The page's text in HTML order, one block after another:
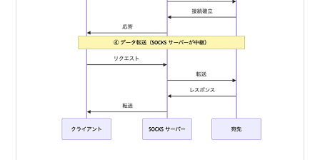
能を提供する多くのソフトウェア部品の集合である。
それらは関連のあるクラスとインターフェイスごとにパ
ッケージにグループ分けされている。
プラットフォームから独立した環境であるため、Java
プラットフォームはネイティブコードと比べて遅くなり
うるものである。 しかしながら、コンパイラと仮想マ
シン技術の進歩により、移植性を損なうことなくネイテ